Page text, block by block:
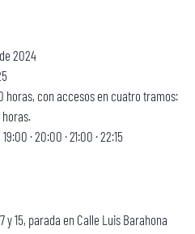
2024
horas, con accesos en cuatro tramos:
horas.
19:00 · 20:00 · 21:00 · 22:15
y 15, parada en Calle Luis Barahona